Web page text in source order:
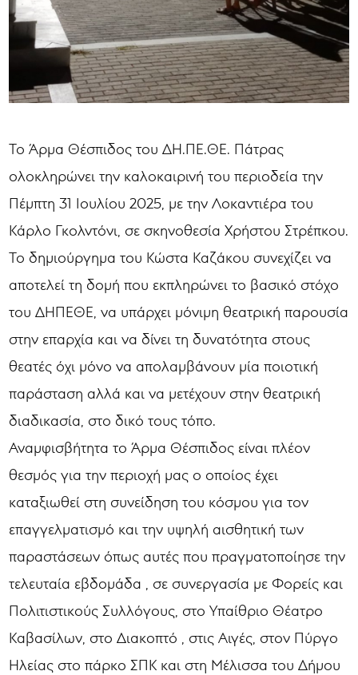
Το Άρμα Θέσπιδος του ΔΗ.ΠΕ.ΘΕ. Πάτρας
ολοκληρώνει την καλοκαιρινή του περιοδεία την
Πέμπτη 31 Ιουλίου 2025, με την Λοκαντιέρα του
Κάρλο Γκολντόνι, σε σκηνοθεσία Χρήστου Στρέπκου.
Το δημιούργημα του Κώστα Καζάκου συνεχίζει να
αποτελεί τη δομή που εκπληρώνει το βασικό στόχο
του ΔΗΠΕΘΕ, να υπάρχει μόνιμη θεατρική παρουσία
στην επαρχία και να δίνει τη δυνατότητα στους
θεατές όχι μόνο να απολαμβάνουν μία ποιοτική
παράσταση αλλά και να μετέχουν στην θεατρική
διαδικασία, στο δικό τους τόπο.
Αναμφισβήτητα το Άρμα Θέσπιδος είναι πλέον
θεσμός για την περιοχή μας ο οποίος έχει
καταξιωθεί στη συνείδηση του κόσμου για τον
επαγγελματισμό και την υψηλή αισθητική των
παραστάσεων όπως αυτές που πραγματοποίησε την
τελευταία εβδομάδα , σε συνεργασία με Φορείς και
Πολιτιστικούς Συλλόγους, στο Υπαίθριο Θέατρο
Καβασίλων, στο Διακοπτό , στις Αιγές, στον Πύργο
Ηλείας στο πάρκο ΣΠΚ και στη Μέλισσα του Δήμου